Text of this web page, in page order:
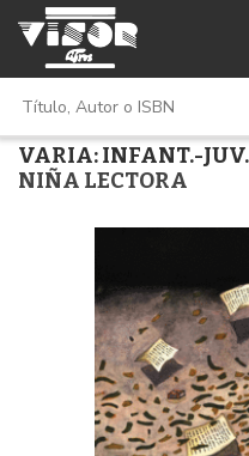
VARIA: INFANT.-
NIÑA LECTORA